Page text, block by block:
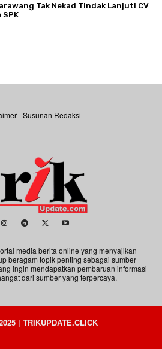
Tak Nekad Tindak Lanjuti CV
SPK
Susunan Redaksi
media berita online yang menyajikan
beragam topik penting sebagai sumber
ingin mendapatkan pembaruan informasi
dari sumber yang terpercaya.
| TRIKUPDATE.CLICK